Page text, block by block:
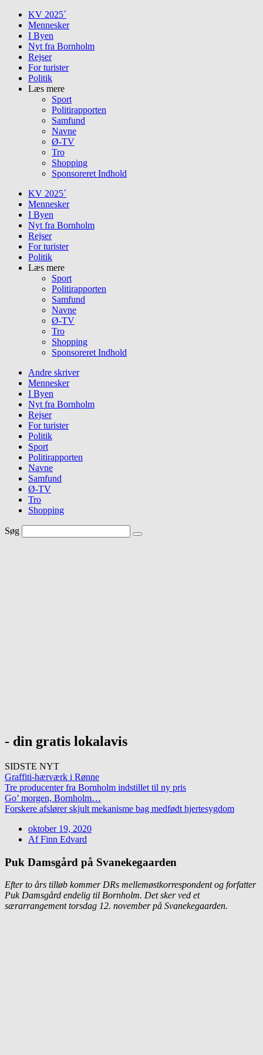
Skip
content
KV 2025´
Mennesker
I Byen
Nyt fra Bornholm
Rejser
For turister
Politik
Læs mere
Sport
Politirapporten
Samfund
Navne
Ø-TV
Tro
Shopping
Sponsoreret Indhold
KV 2025´
Mennesker
I Byen
Nyt fra Bornholm
Rejser
For turister
Politik
Læs mere
Sport
Politirapporten
Samfund
Navne
Ø-TV
Tro
Shopping
Sponsoreret Indhold
Andre skriver
Mennesker
I Byen
Nyt fra Bornholm
Rejser
For turister
Politik
Sport
Politirapporten
Navne
Samfund
Ø-TV
Tro
Shopping
Søg
- din gratis lokalavis
SIDSTE NYT
Graffiti-hærværk i Rønne
Tre producenter fra Bornholm indstillet til ny pris
Go’ morgen, Bornholm…
Forskere afslører skjult mekanisme bag medfødt hjertesygdom
oktober 19, 2020
AfFinn Edvard
Puk Damsgård på Svanekegaarden
Efter to års tilløb kommer DRs mellemøstkorrespondent og forfatter
Puk Damsgård endelig til Bornholm. Det sker ved et
særarrangement torsdag 12. november på Svanekegaarden.